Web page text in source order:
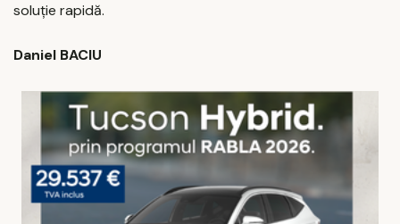
soluție rapidă.
Daniel BACIU